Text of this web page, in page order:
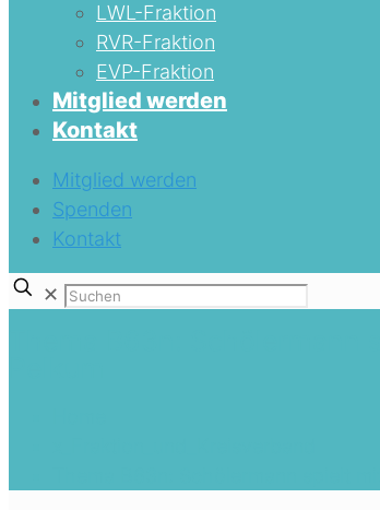
LWL-Fraktion
RVR-Fraktion
EVP-Fraktion
Mitglied werden
Kontakt
Mitglied werden
Spenden
Kontakt
✕